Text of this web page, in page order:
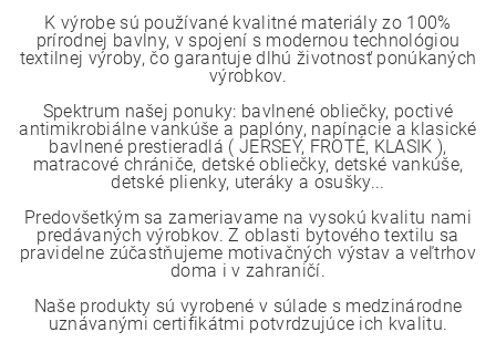
K výrobe sú používané kvalitné materiály zo 100%
prírodnej bavlny, v spojení s modernou technológiou
textilnej výroby, čo garantuje dlhú životnosť ponúkaných
výrobkov.
Spektrum našej ponuky: bavlnené obliečky, poctivé
antimikrobiálne vankúše a paplóny, napínacie a klasické
bavlnené prestieradlá ( JERSEY, FROTÉ, KLASIK ),
matracové chrániče, detské obliečky, detské vankúše,
detské plienky, uteráky a osušky...
Predovšetkým sa zameriavame na vysokú kvalitu nami
predávaných výrobkov. Z oblasti bytového textilu sa
pravidelne zúčastňujeme motivačných výstav a veľtrhov
doma i v zahraničí.
Naše produkty sú vyrobené v súlade s medzinárodne
uznávanými certifikátmi potvrdzujúce ich kvalitu.